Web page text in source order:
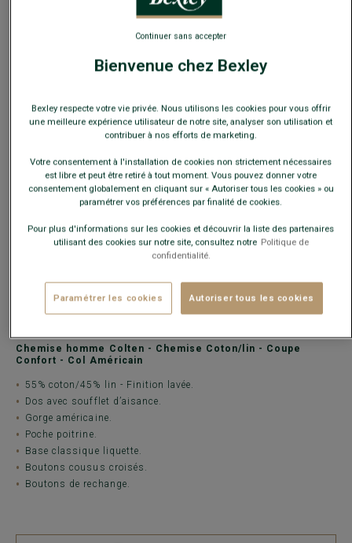
Livré en 24h ouvrées avec Chronopost Express
(commandez avant 14h)
CARACTÉRISTIQUES MATIÈRE & FABRICATION
chemise hommeColten est réalisée en voile de 55% coton et
45% lin 85g/m², avec une finition lavée.
une tenue décontractée.
Les chemises Coupe Confort Bexley vous offrent le style d’une
Chemise homme Colten - Chemise Coton/lin - Coupe
Confort - Col Américain
55% coton/45% lin - Finition lavée.
Dos avec soufflet d’aisance.
Gorge américaine.
Poche poitrine.
Base classique liquette.
Boutons cousus croisés.
Boutons de rechange.
Bienvenue chez Bexley
Bexley respecte votre vie privée. Nous utilisons les cookies pour vous offrir
une meilleure expérience utilisateur de notre site, analyser son utilisation et
contribuer à nos efforts de marketing.
Votre consentement à l'installation de cookies non strictement nécessaires
est libre et peut être retiré à tout moment. Vous pouvez donner votre
consentement globalement en cliquant sur « Autoriser tous les cookies » ou
paramétrer vos préférences par finalité de cookies.
Pour plus d'informations sur les cookies et découvrir la liste des partenaires
utilisant des cookies sur notre site, consultez notre Politique de
confidentialité.
Paramétrer les cookies Autoriser tous les cookies
Continuer sans accepter